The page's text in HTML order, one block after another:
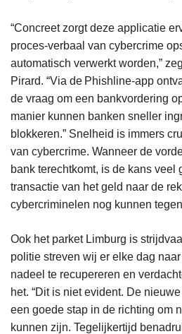
“Concreet zorgt deze applicatie
proces-verbaal van cybercrime
automatisch verwerkt worden,”
Pirard. “Via de Phishline-app
de vraag om een bankvordering
manier kunnen banken sneller
blokkeren.” Snelheid is immers
van cybercrime. Wanneer de
bank terechtkomt, is de kans veel
transactie van het geld naar de
cybercriminelen nog kunnen
Ook het parket Limburg is
politie streven wij er elke dag
nadeel te recupereren en
het. “Dit is niet evident. De
een goede stap in de richting om
kunnen zijn. Tegelijkertijd